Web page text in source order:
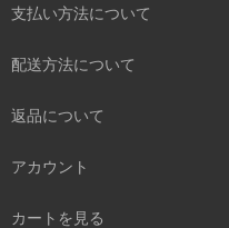
支払い方法について
配送方法について
返品について
アカウント
カートを見る